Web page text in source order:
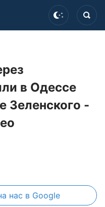
в Одессе
Зеленского -
нас в Google